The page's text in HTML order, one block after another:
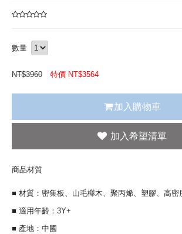
數量
NT$3960 特價 NT$3564
加入購物車
商品材質
■ 材質：密集板、山毛櫸木、聚丙烯、塑膠、高密
■ 適用年齡：3Y+
■ 產地：中國